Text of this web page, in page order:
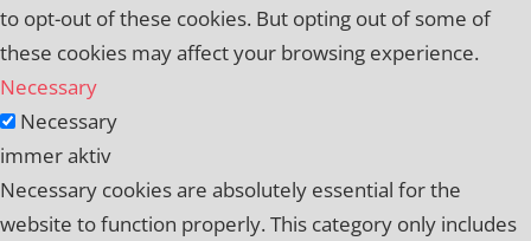
to opt-out of these cookies. But opting out of some of
these cookies may affect your browsing experience.
Necessary
Necessary
immer aktiv
Necessary cookies are absolutely essential for the
website to function properly. This category only includes